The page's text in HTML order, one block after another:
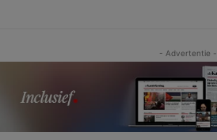
- Advertentie -